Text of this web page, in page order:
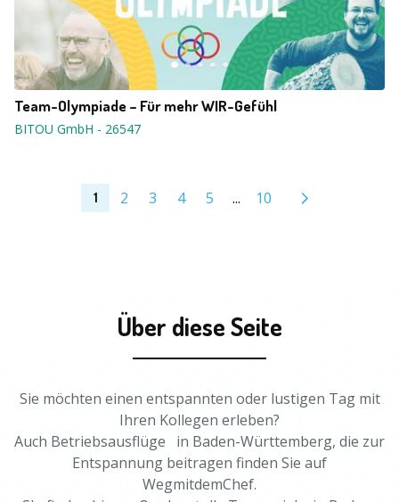
Team-Olympiade – Für mehr WIR-Gefühl
BITOU GmbH - 26547
1 2 3 4 5 ... 10
Über diese Seite
Sie möchten einen entspannten oder lustigen Tag mit
Ihren Kollegen erleben?
Auch Betriebsausflüge in Baden-Württemberg, die zur
Entspannung beitragen finden Sie auf
WegmitdemChef.